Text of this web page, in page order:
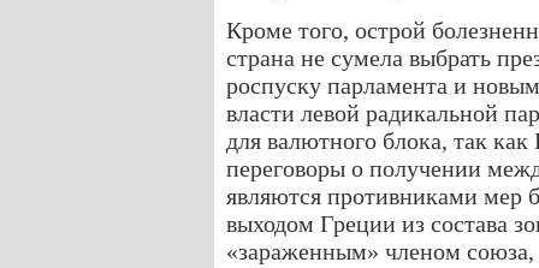
Кроме того, острой
страна не сумела выбрать
роспуску парламента и
власти левой радикальной
для валютного блока, так
переговоры о получении
являются противниками мер
выходом Греции из состава
«зараженным» членом союза,